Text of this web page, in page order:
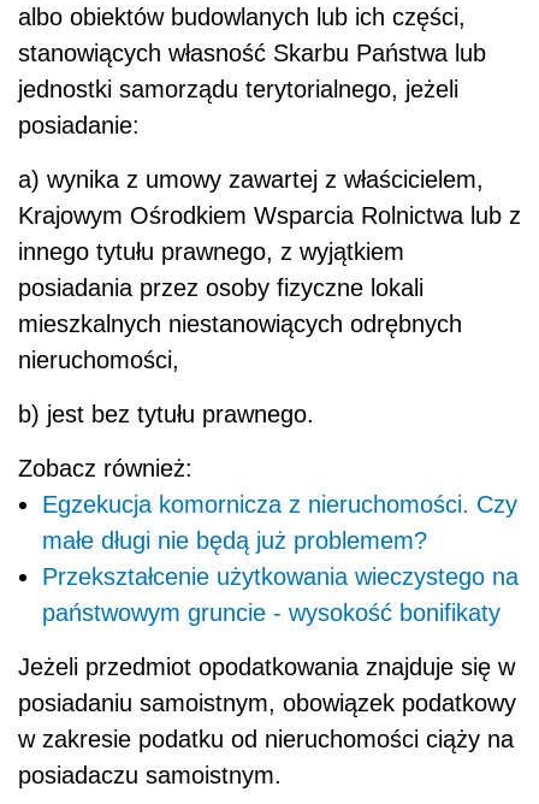
albo obiektów budowlanych lub ich części,
stanowiących własność Skarbu Państwa lub
jednostki samorządu terytorialnego, jeżeli
posiadanie:
a) wynika z umowy zawartej z właścicielem,
Krajowym Ośrodkiem Wsparcia Rolnictwa lub z
innego tytułu prawnego, z wyjątkiem
posiadania przez osoby fizyczne lokali
mieszkalnych niestanowiących odrębnych
nieruchomości,
b) jest bez tytułu prawnego.
Zobacz również:
Egzekucja komornicza z nieruchomości. Czy
małe długi nie będą już problemem?
Przekształcenie użytkowania wieczystego na
państwowym gruncie - wysokość bonifikaty
Jeżeli przedmiot opodatkowania znajduje się w
posiadaniu samoistnym, obowiązek podatkowy
w zakresie podatku od nieruchomości ciąży na
posiadaczu samoistnym.